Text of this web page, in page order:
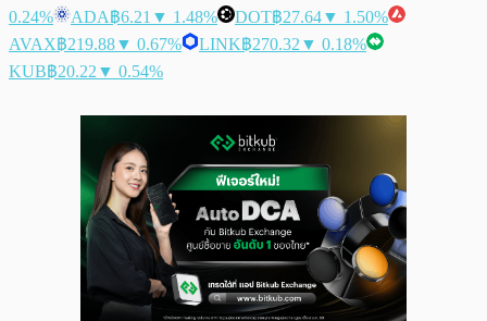
0.24%
ADA฿6.21 ▼ 1.48% DOT฿27.64▼ 1.50%
AVAX฿219.88▼ 0.67% LINK฿270.32 ▼ 0.18%
KUB฿20.22 ▼ 0.54%